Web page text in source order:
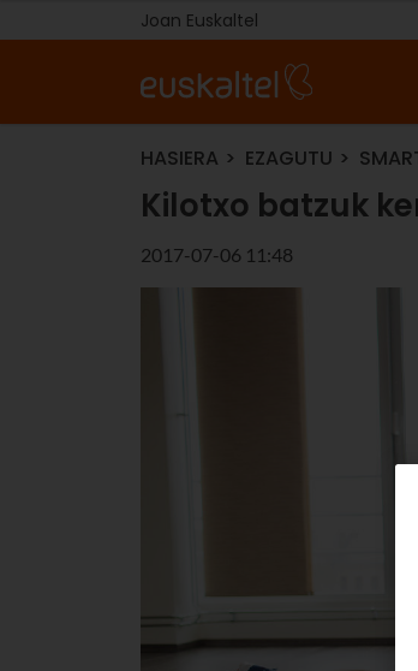
Joan Euskaltel
HASIERA EZAGUTU
Kilotxo batzuk
2017-07-06 11:48